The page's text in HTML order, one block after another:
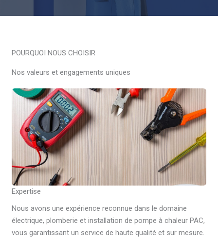
POURQUOI NOUS CHOISIR
Nos valeurs et engagements uniques
Expertise
Nous avons une expérience reconnue dans le domaine
électrique, plomberie et installation de pompe à chaleur PAC,
vous garantissant un service de haute qualité et sur mesure.